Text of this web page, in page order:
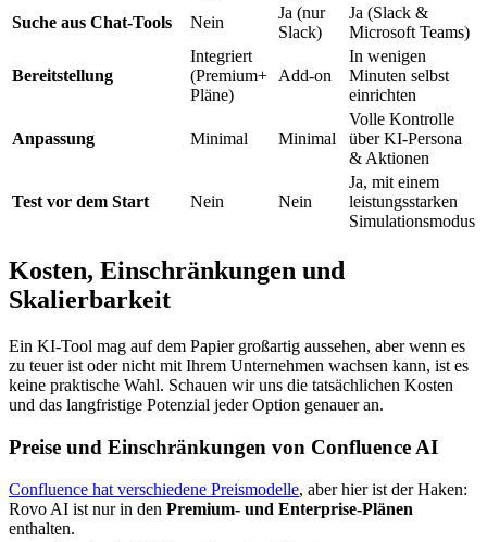
Suche aus Chat-Tools Nein
Ja (nur
Slack)
Ja (Slack &
Microsoft Teams)
Bereitstellung
Integriert
(Premium+
Pläne)
Add-on
In wenigen
Minuten selbst
einrichten
Anpassung Minimal Minimal
Volle Kontrolle
über KI-Persona
& Aktionen
Test vor dem Start Nein Nein
Ja, mit einem
leistungsstarken
Simulationsmodus
Kosten, Einschränkungen und
Skalierbarkeit
Ein KI-Tool mag auf dem Papier großartig aussehen, aber wenn es
zu teuer ist oder nicht mit Ihrem Unternehmen wachsen kann, ist es
keine praktische Wahl. Schauen wir uns die tatsächlichen Kosten
und das langfristige Potenzial jeder Option genauer an.
Preise und Einschränkungen von Confluence AI
Confluence hat verschiedene Preismodelle, aber hier ist der Haken:
Rovo AI ist nur in den Premium- und Enterprise-Plänen
enthalten.